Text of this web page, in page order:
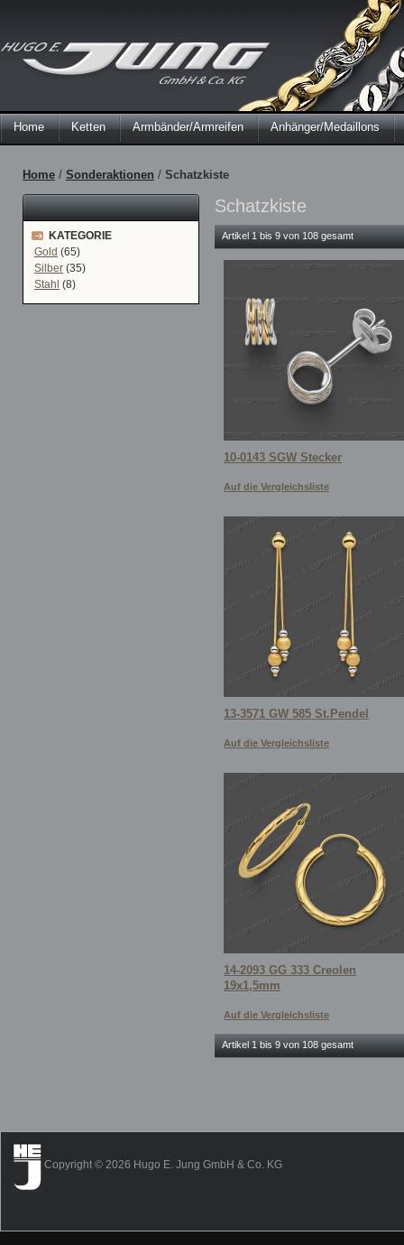
Home Ketten Armbänder/Armreifen Anhänger/Medaillons
Home / Sonderaktionen / Schatzkiste
Schatzkiste
Artikel 1 bis 9 von 108 gesamt
10-0143 SGW Stecker
Auf die Vergleichsliste
13-3571 GW 585 St.Pendel
Auf die Vergleichsliste
14-2093 GG 333 Creolen
19x1,5mm
Auf die Vergleichsliste
Artikel 1 bis 9 von 108 gesamt
KATEGORIE
Gold (65)
Silber (35)
Stahl (8)
Copyright © 2026 Hugo E. Jung GmbH & Co. KG